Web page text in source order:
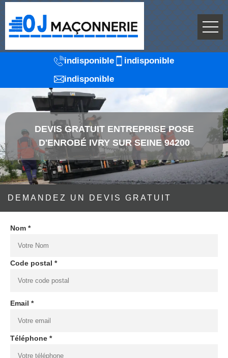
indisponible
indisponible
indisponible
DEVIS GRATUIT ENTREPRISE POSE
D'ENROBÉ IVRY SUR SEINE 94200
DEMANDEZ UN DEVIS GRATUIT
Nom *
Code postal *
Email *
Téléphone *